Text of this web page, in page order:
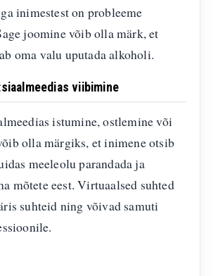
inimestest on probleeme
joomine võib olla märk, et
oma valu uputada alkoholi.
viibimine
istumine, ostlemine või
olla märgiks, et inimene otsib
meeleolu parandada ja
mõtete eest. Virtuaalsed suhted
suhteid ning võivad samuti